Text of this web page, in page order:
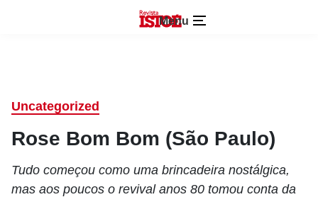
Menu
Uncategorized
Rose Bom Bom (São Paulo)
Tudo começou como uma brincadeira nostálgica,
mas aos poucos o revival anos 80 tomou conta da